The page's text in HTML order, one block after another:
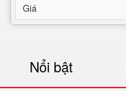
Giá
Nổi bật